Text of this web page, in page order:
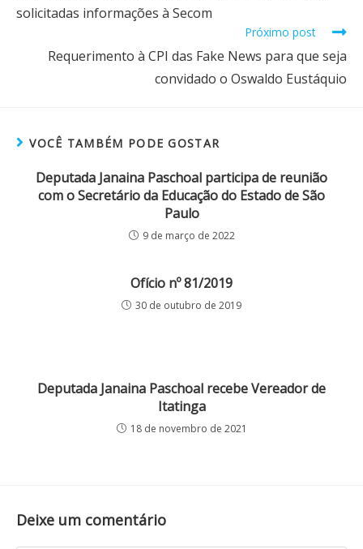
solicitadas informações à Secom
Próximo post
Requerimento à CPI das Fake News para que seja
convidado o Oswaldo Eustáquio
VOCÊ TAMBÉM PODE GOSTAR
Deputada Janaina Paschoal participa de reunião
com o Secretário da Educação do Estado de São
Paulo
9 de março de 2022
Ofício nº 81/2019
30 de outubro de 2019
Deputada Janaina Paschoal recebe Vereador de
Itatinga
18 de novembro de 2021
Deixe um comentário